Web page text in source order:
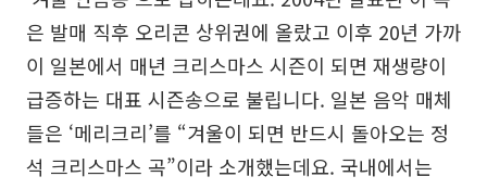
은 발매 직후 오리콘 상위권에 올랐고 이후 20년 가까
이 일본에서 매년 크리스마스 시즌이 되면 재생량이
급증하는 대표 시즌송으로 불립니다. 일본 음악 매체
들은 ‘메리크리’를 “겨울이 되면 반드시 돌아오는 정
석 크리스마스 곡”이라 소개했는데요. 국내에서는